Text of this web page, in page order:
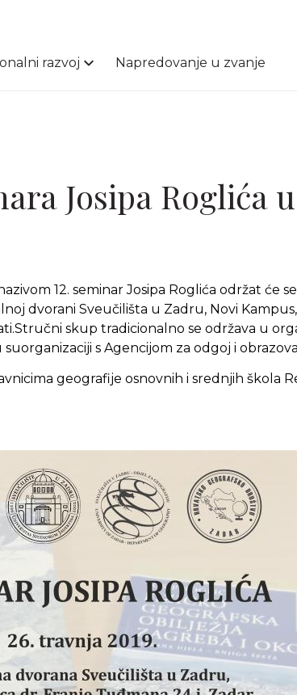
razvoj Napredovanje u zvanje
Josipa Roglića u
12. seminar Josipa Roglića održat će
dvorani Sveučilišta u Zadru, Novi
skup tradicionalno se održava u
s Agencijom za odgoj i
geografije osnovnih i srednjih škola